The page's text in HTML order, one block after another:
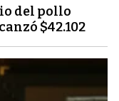
del pollo
$42.102